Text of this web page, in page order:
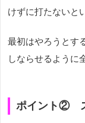
けずに打たないと
最初はやろうとす
しならせるように
ポイント②